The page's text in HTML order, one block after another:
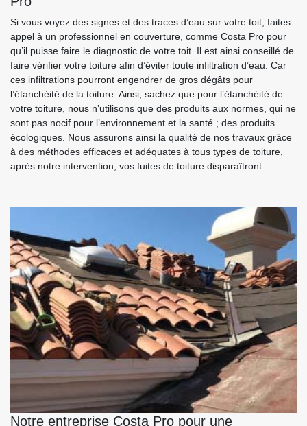
Si vous voyez des signes et des traces d’eau sur votre toit, faites
appel à un professionnel en couverture, comme Costa Pro pour
qu’il puisse faire le diagnostic de votre toit. Il est ainsi conseillé de
faire vérifier votre toiture afin d’éviter toute infiltration d’eau. Car
ces infiltrations pourront engendrer de gros dégâts pour
l’étanchéité de la toiture. Ainsi, sachez que pour l’étanchéité de
votre toiture, nous n’utilisons que des produits aux normes, qui ne
sont pas nocif pour l’environnement et la santé ; des produits
écologiques. Nous assurons ainsi la qualité de nos travaux grâce
à des méthodes efficaces et adéquates à tous types de toiture,
après notre intervention, vos fuites de toiture disparaîtront.
Notre entreprise Costa Pro pour une